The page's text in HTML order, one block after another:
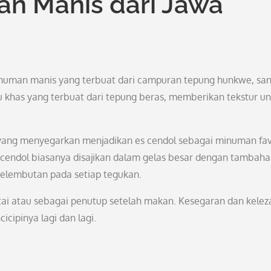
manis yang terbuat dari campuran tepung hunkwe,
khas yang terbuat dari tepung beras, memberikan tekstur
menyegarkan menjadikan es cendol sebagai minuman
biasanya disajikan dalam gelas besar dengan
pada setiap tegukan.
atau sebagai penutup setelah makan. Kesegaran dan
lagi dan lagi.